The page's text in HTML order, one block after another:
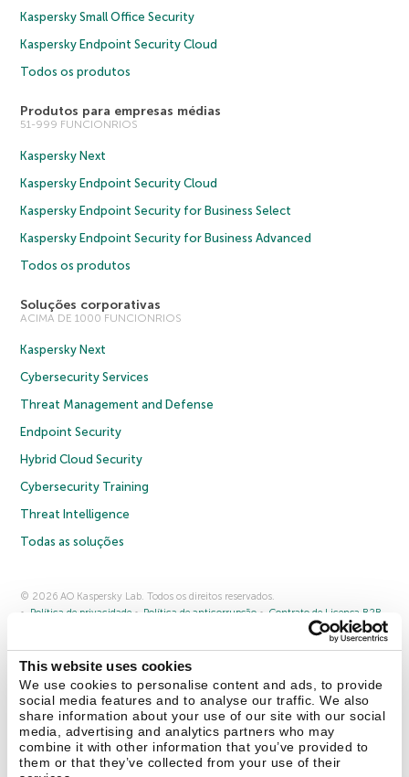
This website uses cookies
We use cookies to personalise content and ads, to provide
social media features and to analyse our traffic. We also
share information about your use of our site with our social
media, advertising and analytics partners who may
combine it with other information that you’ve provided to
them or that they’ve collected from your use of their
Kaspersky Small Office Security
Kaspersky Endpoint Security Cloud
Todos os produtos
Produtos para empresas médias
51-999 FUNCIONRIOS
Kaspersky Next
Kaspersky Endpoint Security Cloud
Kaspersky Endpoint Security for Business Select
Kaspersky Endpoint Security for Business Advanced
Todos os produtos
Soluções corporativas
ACIMA DE 1000 FUNCIONRIOS
Kaspersky Next
Cybersecurity Services
Threat Management and Defense
Endpoint Security
Hybrid Cloud Security
Cybersecurity Training
Threat Intelligence
Todas as soluções
© 2026 AO Kaspersky Lab. Todos os direitos reservados.
Política de privacidade
Política de anticorrupção
Contrato de Licença B2B
Cookies
Fale conosco Sobre a Kaspersky Parceiros
Comunicado à imprensa
Securelist Eugene Personal Blog